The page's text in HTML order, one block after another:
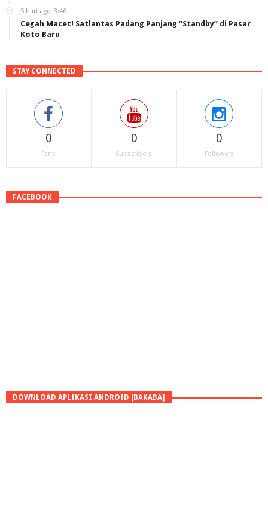
5 hari ago 3:46
Cegah Macet! Satlantas Padang Panjang “Standby” di Pasar
Koto Baru
STAY CONNECTED
0
Fans
0
Subscribers
0
Followers
FACEBOOK
DOWNLOAD APLIKASI ANDROID [BAKABA]